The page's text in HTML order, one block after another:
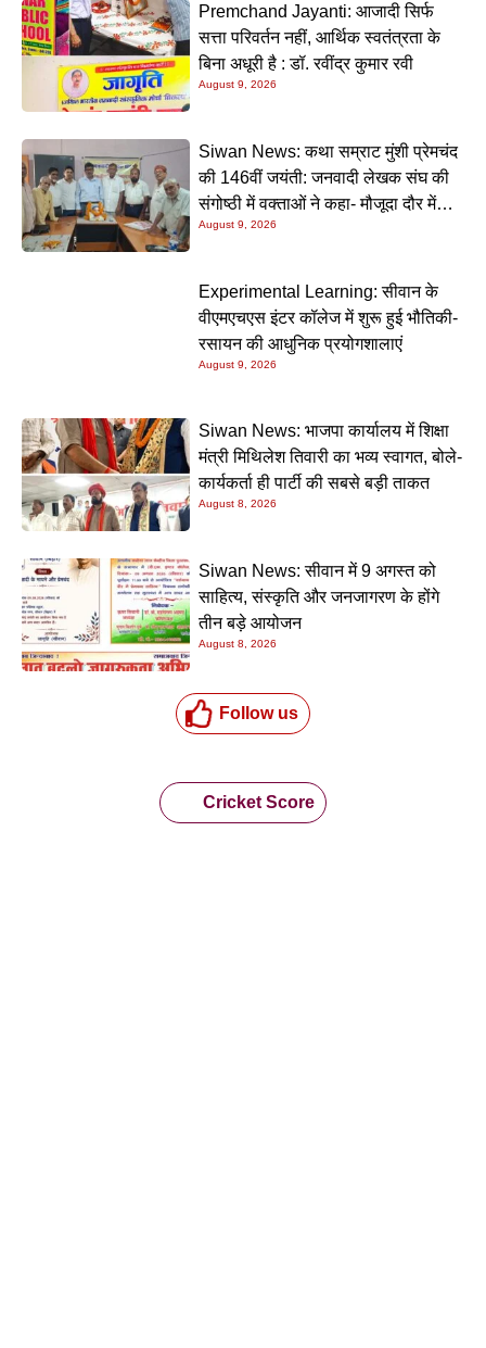
Premchand Jayanti: आजादी सिर्फ
सत्ता परिवर्तन नहीं, आर्थिक स्वतंत्रता के
बिना अधूरी है : डॉ. रवींद्र कुमार रवी
August 9, 2026
Siwan News: कथा सम्राट मुंशी प्रेमचंद
की 146वीं जयंती: जनवादी लेखक संघ की
संगोष्ठी में वक्ताओं ने कहा- मौजूदा दौर में
प्रेमचंद की रचनाएं और अधिक प्रासंगिक
August 9, 2026
Experimental Learning: सीवान के
वीएमएचएस इंटर कॉलेज में शुरू हुई भौतिकी-
रसायन की आधुनिक प्रयोगशालाएं
August 9, 2026
Siwan News: भाजपा कार्यालय में शिक्षा
मंत्री मिथिलेश तिवारी का भव्य स्वागत, बोले-
कार्यकर्ता ही पार्टी की सबसे बड़ी ताकत
August 8, 2026
Siwan News: सीवान में 9 अगस्त को
साहित्य, संस्कृति और जनजागरण के होंगे
तीन बड़े आयोजन
August 8, 2026
Follow us
Cricket Score